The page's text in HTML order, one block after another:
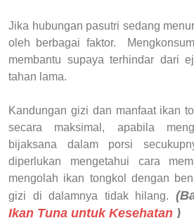
Jika hubungan pasutri sedang
oleh berbagai faktor.
membantu supaya terhindar dari
tahan lama.
Kandungan gizi dan manfaat ikan
secara maksimal, apabila
bijaksana dalam porsi
diperlukan mengetahui cara
mengolah ikan tongkol dengan
gizi di dalamnya tidak hilang.
Ikan Tuna untuk Kesehatan )